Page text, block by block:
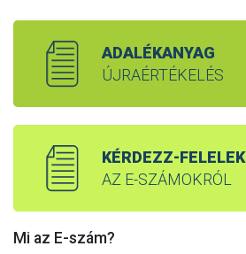
ADALÉKANYAG
ÚJRAÉRTÉKELÉS
KÉRDEZZ-FELELEK
AZ E-SZÁMOKRÓL
Mi az E-szám?